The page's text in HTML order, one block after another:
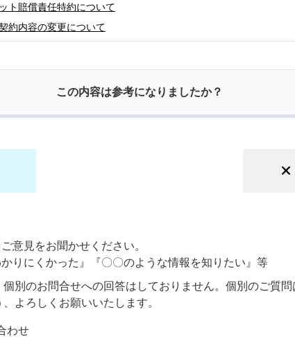
ト賠償責任特約について
約内容の変更について
この内容は参考になりましたか？
意見をお聞かせください。
りにくかった』『〇〇のような情報を知りたい』等
個別のお問合せへの回答はしておりません。個別のご質
よろしくお願いいたします。
わせ